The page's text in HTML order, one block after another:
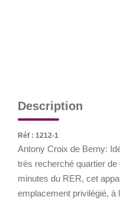
Description
Réf : 1212-1
Antony Croix de Berny:
très recherché quartier
minutes du RER, cet
emplacement privilégié, à